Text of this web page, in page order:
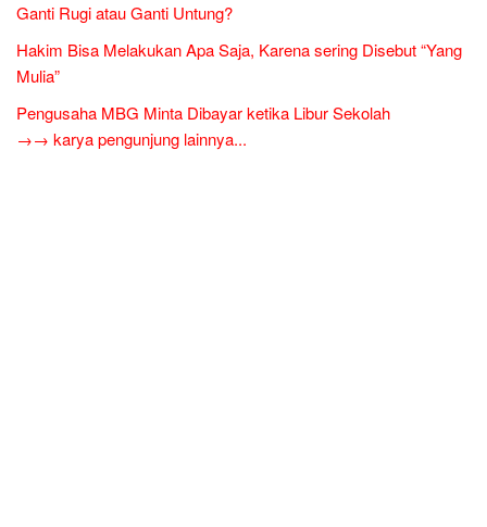
Ganti Rugi atau Ganti Untung?
Hakim Bisa Melakukan Apa Saja, Karena sering Disebut “Yang
Mulia”
Pengusaha MBG Minta Dibayar ketika Libur Sekolah
→→ karya pengunjung lainnya...